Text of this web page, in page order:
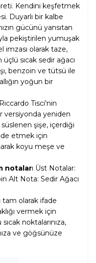
Kendini keşfetmek
Duyarlı bir kalbe
gücünü yansıtan
pekiştirilen yumuşak
imzası olarak taze,
üçlü sıcak sedir ağacı
benzoin ve tütsü ile
yoğun bir
Tisci'nin
versiyonda yeniden
süslenen şişe, içerdiği
etmek için
koyu meşe ve
notaları Üst Notalar:
Alt Nota: Sedir Ağacı
tam olarak ifade
vermek için
noktalarınıza,
ve göğsünüze